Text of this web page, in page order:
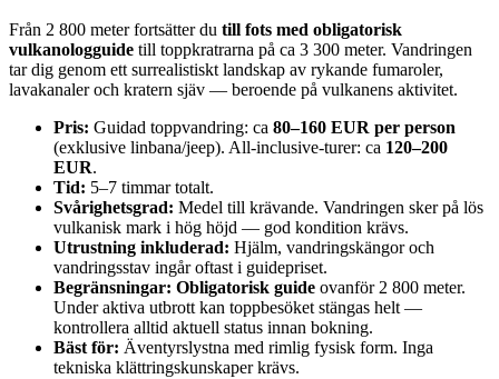
Från 2 800 meter fortsätter du till fots med obligatorisk
vulkanologguide till toppkratrarna på ca 3 300 meter. Vandringen
tar dig genom ett surrealistiskt landskap av rykande fumaroler,
lavakanaler och kratern sjäv — beroende på vulkanens aktivitet.
Pris: Guidad toppvandring: ca 80–160 EUR per person
(exklusive linbana/jeep). All-inclusive-turer: ca 120–200
EUR.
Tid: 5–7 timmar totalt.
Svårighetsgrad: Medel till krävande. Vandringen sker på lös
vulkanisk mark i hög höjd — god kondition krävs.
Utrustning inkluderad: Hjälm, vandringskängor och
vandringsstav ingår oftast i guidepriset.
Begränsningar: Obligatorisk guide ovanför 2 800 meter.
Under aktiva utbrott kan toppbesöket stängas helt —
kontrollera alltid aktuell status innan bokning.
Bäst för: Äventyrslystna med rimlig fysisk form. Inga
tekniska klättringskunskaper krävs.